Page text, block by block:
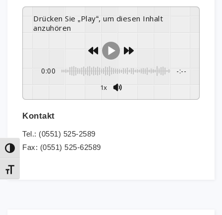
Umschalten auf hohe Kontraste
Schrift vergrößern
Drücken Sie „Play“, um diesen Inhalt
anzuhören
0:00 -:--
1x
Kontakt
Tel.: (0551) 525-2589
Fax: (0551) 525-62589